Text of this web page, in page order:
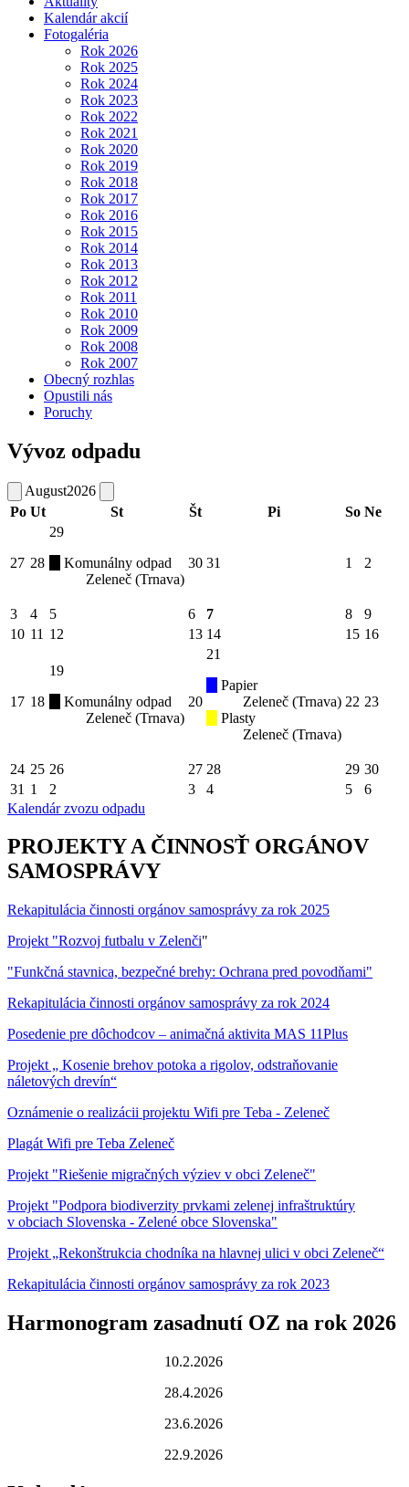
Kalendár akcií
Fotogaléria
Rok 2026
Rok 2025
Rok 2024
Rok 2023
Rok 2022
Rok 2021
Rok 2020
Rok 2019
Rok 2018
Rok 2017
Rok 2016
Rok 2015
Rok 2014
Rok 2013
Rok 2012
Rok 2011
Rok 2010
Rok 2009
Rok 2008
Rok 2007
Obecný rozhlas
Opustili nás
Poruchy
Vývoz odpadu
August2026
Po Ut St Št Pi So Ne
27 28
29
Komunálny odpad
Zeleneč (Trnava)
30 31 1 2
3 4 5 6 7 8
9
10 11 12 13 14 15 16
17 18
19
Komunálny odpad
Zeleneč (Trnava)
20
21
Papier
Zeleneč (Trnava)
Plasty
Zeleneč (Trnava)
22 23
24 25 26 27 28 29 30
31 1 2 3 4 5
6
Kalendár zvozu odpadu
PROJEKTY A ČINNOSŤ ORGÁNOV
SAMOSPRÁVY
Rekapitulácia činnosti orgánov samosprávy za rok 2025
Projekt "Rozvoj futbalu v Zelenči"
"Funkčná stavnica, bezpečné brehy: Ochrana pred povodňami"
Rekapitulácia činnosti orgánov samosprávy za rok 2024
Posedenie pre dôchodcov – animačná aktivita MAS 11Plus
Projekt „ Kosenie brehov potoka a rigolov, odstraňovanie
náletových drevín“
Oznámenie o realizácii projektu Wifi pre Teba - Zeleneč
Plagát Wifi pre Teba Zeleneč
Projekt "Riešenie migračných výziev v obci Zeleneč"
Projekt "Podpora biodiverzity prvkami zelenej infraštruktúry
v obciach Slovenska - Zelené obce Slovenska"
Projekt „Rekonštrukcia chodníka na hlavnej ulici v obci Zeleneč“
Rekapitulácia činnosti orgánov samosprávy za rok 2023
Harmonogram zasadnutí OZ na rok 2026
10.2.2026
28.4.2026
23.6.2026
22.9.2026